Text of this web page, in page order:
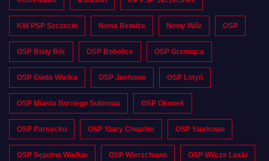
KW PSP Szczecin Nowa Remiza Nowy Wóz OSP
OSP Biały Bór OSP Bobolice OSP Grzmiąca
OSP Gwda Wielka OSP Juchowo OSP Lotyń
OSP Miasta Bornego Sulinowa OSP Okonek
OSP Parsęcko OSP Stary Chwalim OSP Storkowo
OSP Sępolno Wielkie OSP Wierzchowo OSP Wilcze Laski